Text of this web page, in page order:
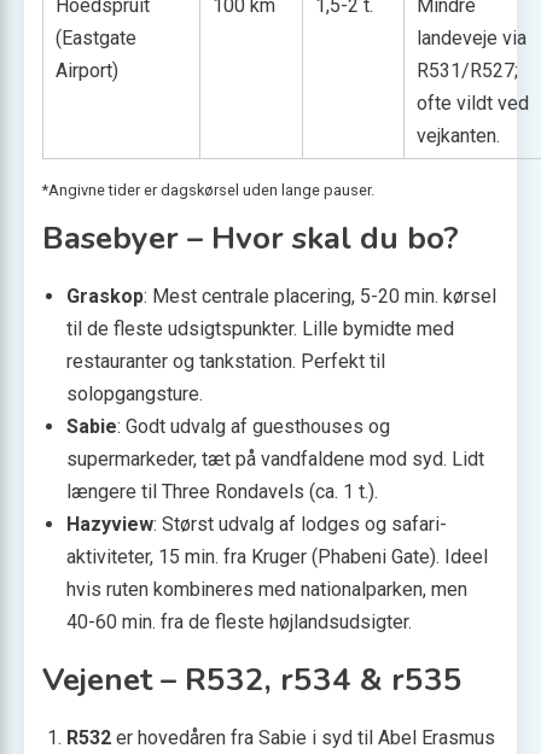
Hoedspruit
(Eastgate
Airport)
100 km 1,5-2 t.
Mindre
landeveje via
R531/R527;
ofte vildt ved
vejkanten.
*Angivne tider er dagskørsel uden lange pauser.
Basebyer – Hvor skal du bo?
Graskop: Mest centrale placering, 5-20 min. kørsel
til de fleste udsigtspunkter. Lille bymidte med
restauranter og tankstation. Perfekt til
solopgangsture.
Sabie: Godt udvalg af guesthouses og
supermarkeder, tæt på vandfaldene mod syd. Lidt
længere til Three Rondavels (ca. 1 t.).
Hazyview: Størst udvalg af lodges og safari-
aktiviteter, 15 min. fra Kruger (Phabeni Gate). Ideel
hvis ruten kombineres med nationalparken, men
40-60 min. fra de fleste højlandsudsigter.
Vejenet – R532, r534 & r535
R532 er hovedåren fra Sabie i syd til Abel Erasmus